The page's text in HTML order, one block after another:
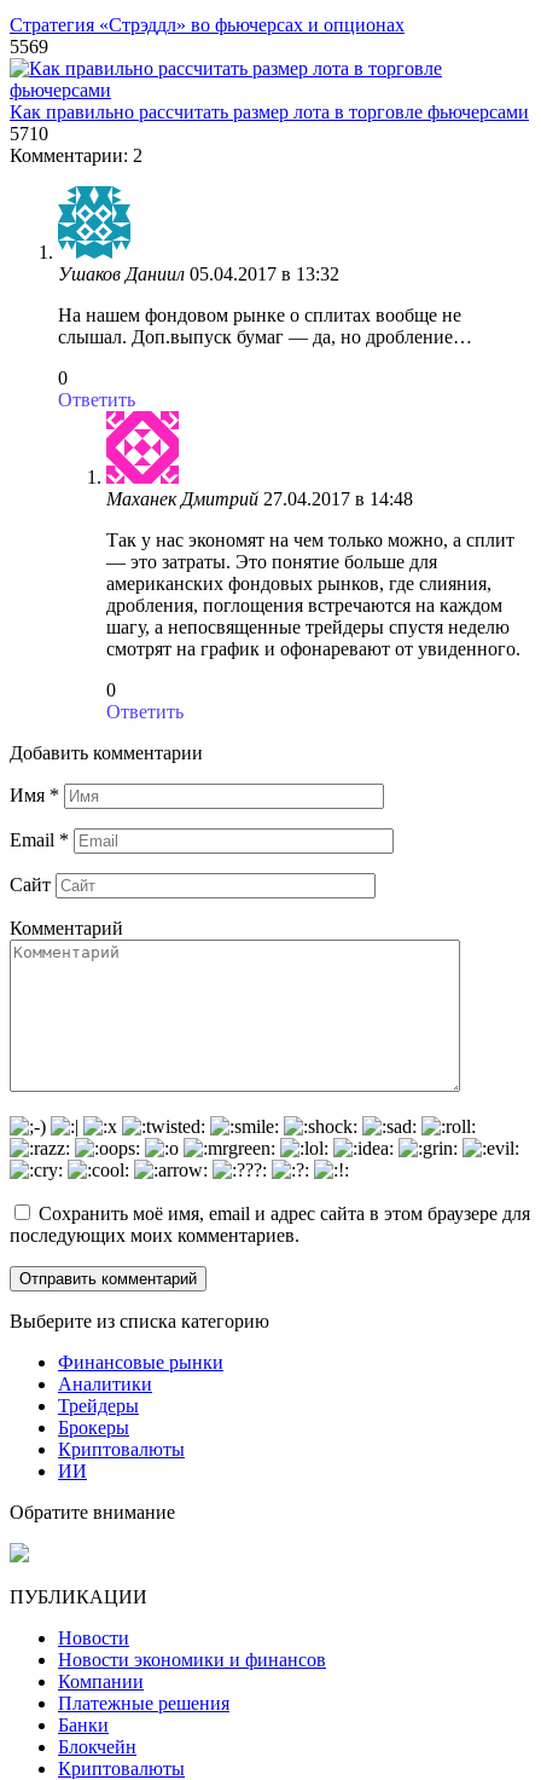
Стратегия «Стрэддл» во фьючерсах и опционах
5569
Как правильно рассчитать размер лота в торговле фьючерсами
5710
Комментарии: 2
Ушаков Даниил 05.04.2017 в 13:32
На нашем фондовом рынке о сплитах вообще не
слышал. Доп.выпуск бумаг — да, но дробление…
0
Ответить
Маханек Дмитрий 27.04.2017 в 14:48
Так у нас экономят на чем только можно, а сплит
— это затраты. Это понятие больше для
американских фондовых рынков, где слияния,
дробления, поглощения встречаются на каждом
шагу, а непосвященные трейдеры спустя неделю
смотрят на график и офонаревают от увиденного.
0
Ответить
Добавить комментарии
Имя *
Email *
Сайт
Комментарий
Сохранить моё имя, email и адрес сайта в этом браузере для
последующих моих комментариев.
Выберите из списка категорию
Финансовые рынки
Аналитики
Трейдеры
Брокеры
Криптовалюты
ИИ
Обратите внимание
ПУБЛИКАЦИИ
Новости
Новости экономики и финансов
Компании
Платежные решения
Банки
Блокчейн
Криптовалюты